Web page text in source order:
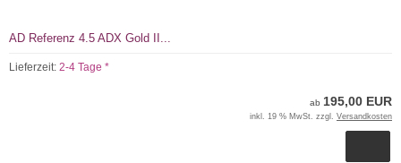
AD Referenz 4.5 ADX Gold II...
Lieferzeit: 2-4 Tage *
ab 195,00 EUR
inkl. 19 % MwSt. zzgl. Versandkosten